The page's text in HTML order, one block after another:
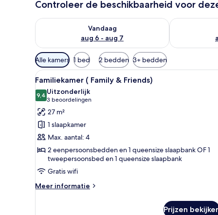
Controleer de beschikbaarheid voor
Vandaag
aug 6 - aug 7
De beschikbaarheid controleren voor vanavond aug
De
Beschikbare
filters
voor
kamers
Alle kamers 1 bed 2 bedden 3+ bedden
Alle
foto's
voor
Familiekamer
Family
&
Friends)
laden
Een hotelkamer met twee
13
Familiekamer ( Family & Friends)
9,49,4 van 10
Uitzonderlijk
3 beoordelingen
(3
beoordelingen)
27 m²
1 slaapkamer
Max. aantal: 4
2 eenpersoonsbedden en 1 queensize slaapbank OF 1
tweepersoonsbed en 1 queensize slaapbank
Gratis wifi
Meer informatie
Meer
Prijzen